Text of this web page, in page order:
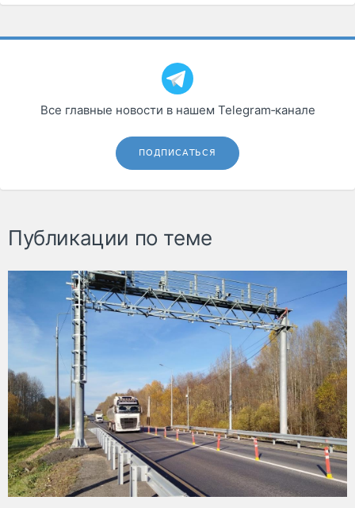
Все главные новости в нашем Telegram‑канале
ПОДПИСАТЬСЯ
Публикации по теме